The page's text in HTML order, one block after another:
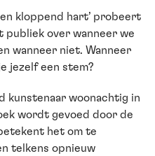
kloppend hart’ probeert
publiek over wanneer we
wanneer niet. Wanneer
jezelf een stem?
kunstenaar woonachtig in
wordt gevoed door de
betekent het om te
telkens opnieuw